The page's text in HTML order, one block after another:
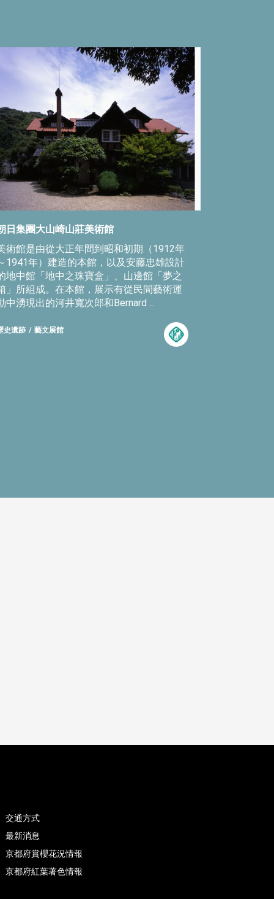
日集團大山崎山莊美術館
術館是由從大正年間到昭和初期（1912年
1941年）建造的本館，以及安藤忠雄設計
地中館「地中之珠寶盒」、山邊館「夢之
」所組成。在本館，展示有從民間藝術運
中湧現出的河井寬次郎和Bernard ...
史遺跡 藝文展館
交通方式
最新消息
京都府賞櫻花況情報
京都府紅葉著色情報